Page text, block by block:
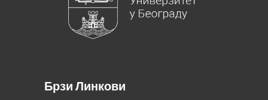
Брзи Линкови